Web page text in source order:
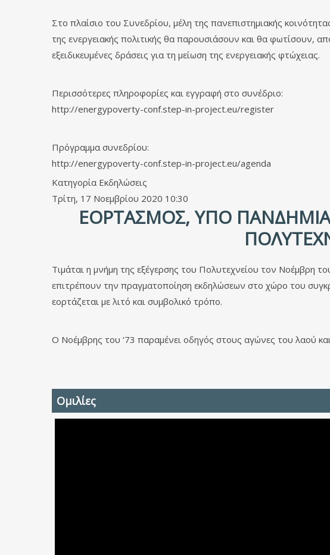
Στο πλαίσιο του Συνεδρίου, μέλη της πανεπιστημιακής
της ενεργειακής πολιτικής θα παρουσιάσουν και θα φωτίσουν,
εξειδικευμένες δράσεις για τη μείωση της ενεργειακής φτώχειας.
Περισσότερες πληροφορίες και εγγραφή στο συνέδριο:
http://energypoverty-conf.step-in-project.eu/register
Πρόγραμμα συνεδρίου:
http://energypoverty-conf.step-in-project.eu/agenda
Κατηγορία Εκδηλώσεις
Τρίτη, 17 Νοεμβρίου 2020 10:30
ΕΟΡΤΑΣΜΌΣ, ΥΠΌ
Τιμάται η μνήμη της εξέγερσης του Πολυτεχνείου τον Νοέμβρη
επιτρέπουν την πραγματοποίηση εκδηλώσεων στο χώρο του
εορτάζεται με λιτό και συμβολικό τρόπο.
Ο Νοέμβρης του ‘73 παραμένει οδηγός στους αγώνες του λαού
Ομιλίες